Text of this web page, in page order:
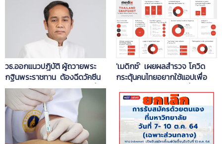
วธ.ออกแนวปฎิบัติ ผู้ถวายพระ
กฐินพระราชทาน ต้องฉีดวัคซีน
2เข็ม หรือ 1 เข็ม 14 วัน ได้ทุกยี่ห้อ
ที่อย.รับรอง
'เมดิกซ์' เผยผลสำรวจ โควิด
กระตุ้นคนไทยอยากใช้แอปเพื่อ
การดูแลรักษา